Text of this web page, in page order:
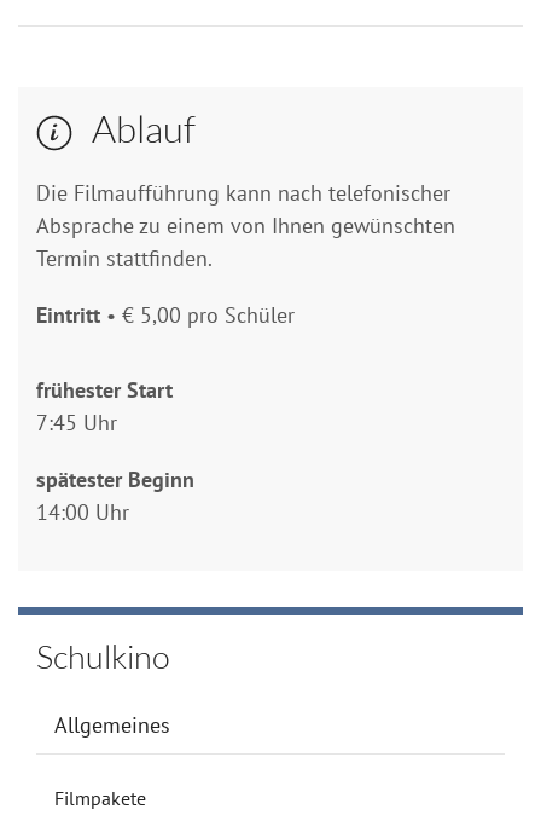
Ablauf
Die Filmaufführung kann nach telefonischer
Absprache zu einem von Ihnen gewünschten
Termin stattfinden.
Eintritt • € 5,00 pro Schüler
frühester Start
7:45 Uhr
spätester Beginn
14:00 Uhr
Schulkino
Allgemeines
Filmpakete